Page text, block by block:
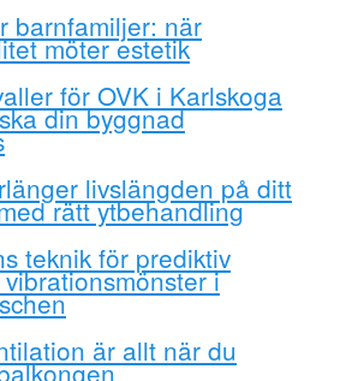
barnfamiljer: när
möter estetik
för OVK i Karlskoga
din byggnad
livslängden på ditt
rätt ytbehandling
teknik för prediktiv
i
är allt när du